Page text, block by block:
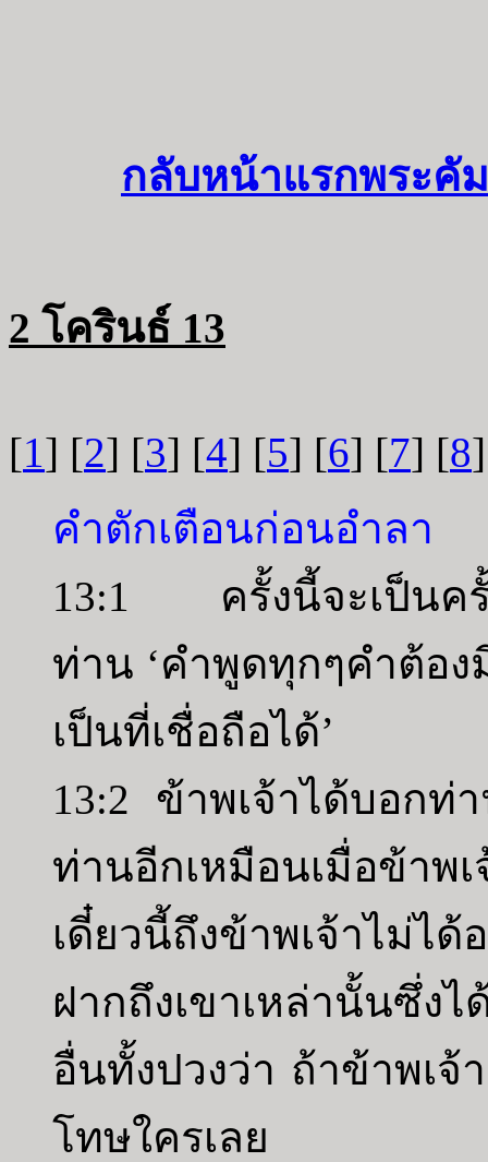
กลับหน้าแรกพระคั
2 โครินธ์ 13
[1] [2] [3] [4] [5] [6] [7] [8
คำตักเตือนก่อนอำลา
13:1 ครั้งนี้จะเป็นครั้
ท่าน ‘คำพูดทุกๆคำต้อ
เป็นที่เชื่อถือได้’
13:2 ข้าพเจ้าได้บอกท่
ท่านอีกเหมือนเมื่อข้าพ
เดี๋ยวนี้ถึงข้าพเจ้าไม่ไ
ฝากถึงเขาเหล่านั้นซึ่ง
อื่นทั้งปวงว่า ถ้าข้าพเจ้
โทษใครเลย